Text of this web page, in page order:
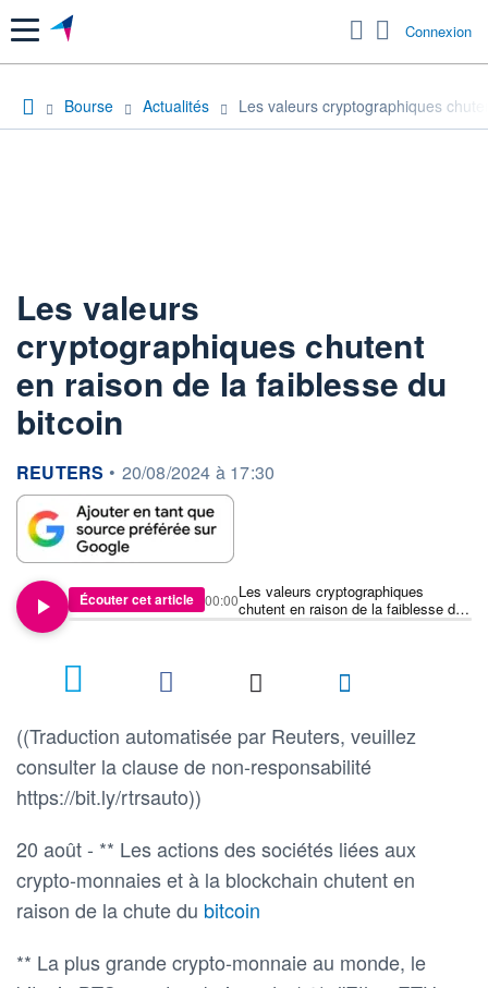
Menu Connexion
Bourse Actualités Les valeurs cryptographiques
Les valeurs
cryptographiques chutent
en raison de la faiblesse du
bitcoin
information fournie par
REUTERS • 20/08/2024 à 17:30
Écouter cet article
Les valeurs cryptographiques
chutent en raison de la faiblesse du
bitcoin
00:00
((Traduction automatisée par Reuters, veuillez
consulter la clause de non-responsabilité
https://bit.ly/rtrsauto))
20 août - ** Les actions des sociétés liées aux
crypto-monnaies et à la blockchain chutent en
raison de la chute du bitcoin
** La plus grande crypto-monnaie au monde, le